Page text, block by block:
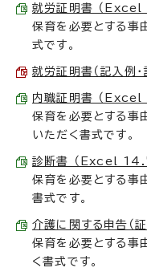
就労証明書 （
保育を必要とする事
式です。
就労証明書（記入例
内職証明書 （
保育を必要とする事
いただく書式です。
診断書 （Excel
保育を必要とする事
書式です。
介護に関する申告（
保育を必要とする事
く書式です。